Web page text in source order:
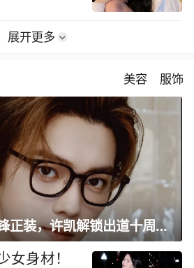
展开更多
美容 服饰
从复古休闲到先锋正装，许凯解锁出道十周年大片
女身材！